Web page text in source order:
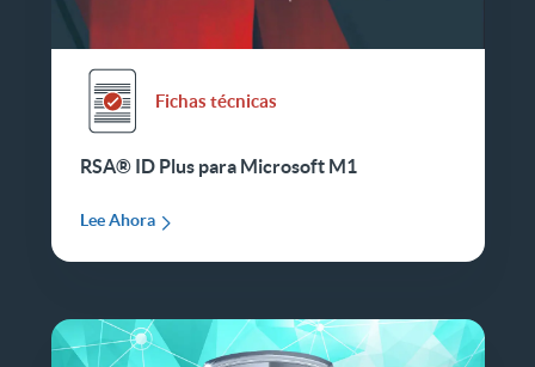
Fichas técnicas
RSA® ID Plus para Microsoft M1
Lee Ahora